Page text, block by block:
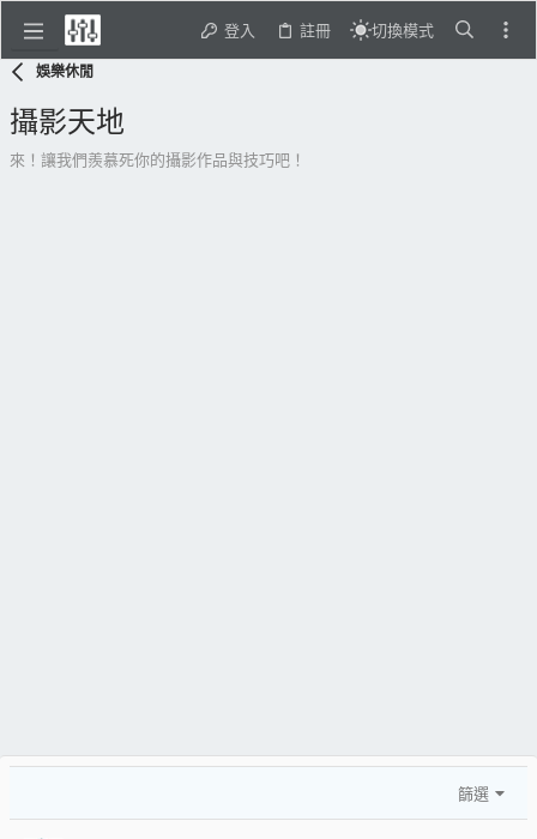
登入 註冊 切換模式
娛樂休閒
攝影天地
來！讓我們羨慕死你的攝影作品與技巧吧！
篩選